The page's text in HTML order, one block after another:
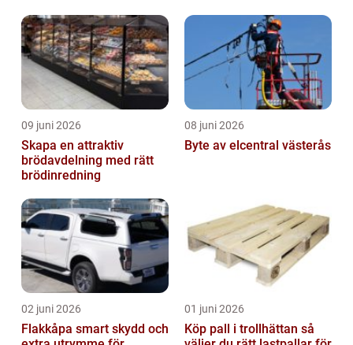
09 juni 2026
Skapa en attraktiv
brödavdelning med rätt
brödinredning
08 juni 2026
Byte av elcentral västerås
02 juni 2026
Flakkåpa smart skydd och
01 juni 2026
Köp pall i trollhättan så